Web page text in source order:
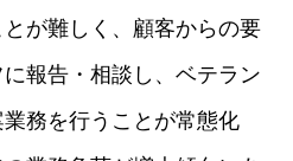
が難しく、顧客からの要
報告・相談し、ベテラン
務を行うことが常態化